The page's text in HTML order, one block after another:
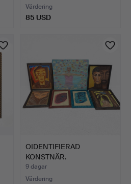
Värdering
85 USD
OIDENTIFIERAD
KONSTNÄR.
OLJEMÅLNINGAR - 7 …
9 dagar
Värdering